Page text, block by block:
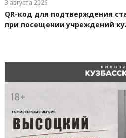
3 августа 2026
QR-код для подтверждения
при посещении учреждений